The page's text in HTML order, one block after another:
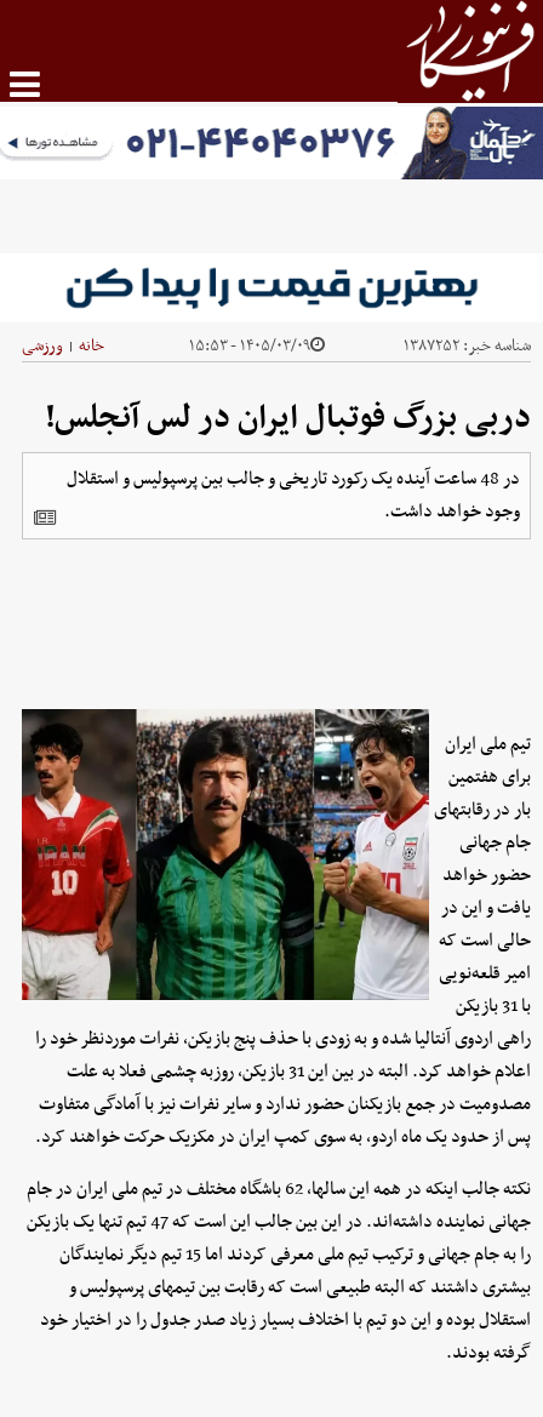
شناسه خبر:۱۳۸۷۲۵۲ ۱۴۰۵/۰۳/۰۹ - ۱۵:۵۳ خانه | ورزشی
دربی بزرگ فوتبال ایران در لس آنجلس!
در 48 ساعت آینده یک رکورد تاریخی و جالب بین پرسپولیس و استقلال
وجود خواهد داشت.
تیم ملی ایران
برای هفتمین
بار در رقابتهای
جام جهانی
حضور خواهد
یافت و این در
حالی است که
امیر قلعه‌نویی
با 31 بازیکن
راهی اردوی آنتالیا شده و به زودی با حذف پنج بازیکن، نفرات موردنظر خود را
اعلام خواهد کرد. البته در بین این 31 بازیکن، روزبه چشمی فعلا به علت
مصدومیت در جمع بازیکنان حضور ندارد و سایر نفرات نیز با آمادگی متفاوت
پس از حدود یک ماه اردو، به سوی کمپ ایران در مکزیک حرکت خواهند کرد.
نکته جالب اینکه در همه این سالها، 62 باشگاه مختلف در تیم ملی ایران در جام
جهانی نماینده داشته‌اند. در این بین جالب این است که 47 تیم تنها یک بازیکن
را به جام جهانی و ترکیب تیم ملی معرفی کردند اما 15 تیم دیگر نمایندگان
بیشتری داشتند که البته طبیعی است که رقابت بین تیمهای پرسپولیس و
استقلال بوده و این دو تیم با اختلاف بسیار زیاد صدر جدول را در اختیار خود
گرفته بودند.